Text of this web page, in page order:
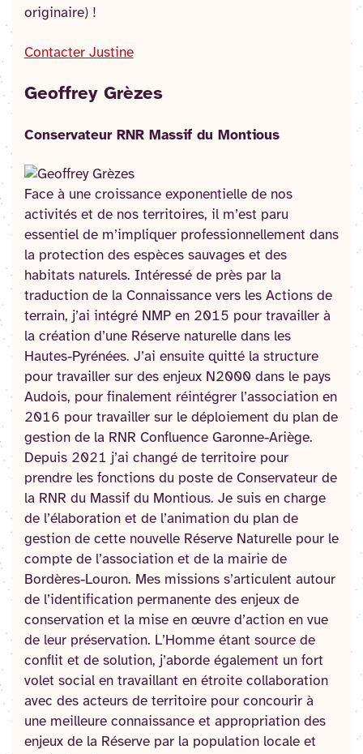
originaire) !
Contacter Justine
Geoffrey Grèzes
Conservateur RNR Massif du Montious
Face à une croissance exponentielle de nos
activités et de nos territoires, il m’est paru
essentiel de m’impliquer professionnellement dans
la protection des espèces sauvages et des
habitats naturels. Intéressé de près par la
traduction de la Connaissance vers les Actions de
terrain, j’ai intégré NMP en 2015 pour travailler à
la création d’une Réserve naturelle dans les
Hautes-Pyrénées. J’ai ensuite quitté la structure
pour travailler sur des enjeux N2000 dans le pays
Audois, pour finalement réintégrer l’association en
2016 pour travailler sur le déploiement du plan de
gestion de la RNR Confluence Garonne-Ariège.
Depuis 2021 j’ai changé de territoire pour
prendre les fonctions du poste de Conservateur de
la RNR du Massif du Montious. Je suis en charge
de l’élaboration et de l’animation du plan de
gestion de cette nouvelle Réserve Naturelle pour le
compte de l’association et de la mairie de
Bordères-Louron. Mes missions s’articulent autour
de l’identification permanente des enjeux de
conservation et la mise en œuvre d’action en vue
de leur préservation. L’Homme étant source de
conflit et de solution, j’aborde également un fort
volet social en travaillant en étroite collaboration
avec des acteurs de territoire pour concourir à
une meilleure connaissance et appropriation des
enjeux de la Réserve par la population locale et